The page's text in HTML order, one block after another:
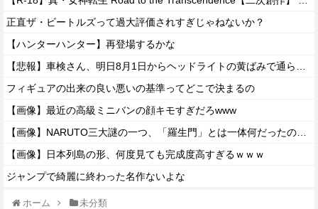
正直ザ・ビートルズって過大評価されすぎじゃねないか？
【ハンターハンター】再登場するかな
フィギュアの出来の良い悪いの基準ってどこで決まるの
【画像】最近の高級ミニバンの顔キモすぎだろwww
【画像】日本列島の形、何度見ても完成度高すぎるｗｗｗ
ジャンプで綺麗に終わった名作ないよな
ホーム 未分類